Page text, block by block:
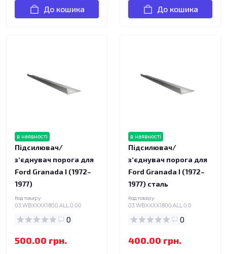
До кошика До кошика
в наявності
Підсилювач/
зʼєднувач порога для
Ford Granada I (1972–
1977)
Код товару:
03.WBXXXX1800.ALL.0.00
0
500.00 грн.
в наявності
Підсилювач/
зʼєднувач порога для
Ford Granada I (1972–
1977) сталь
Код товару:
03.WBXXXX1800.ALL.0.0
0
400.00 грн.